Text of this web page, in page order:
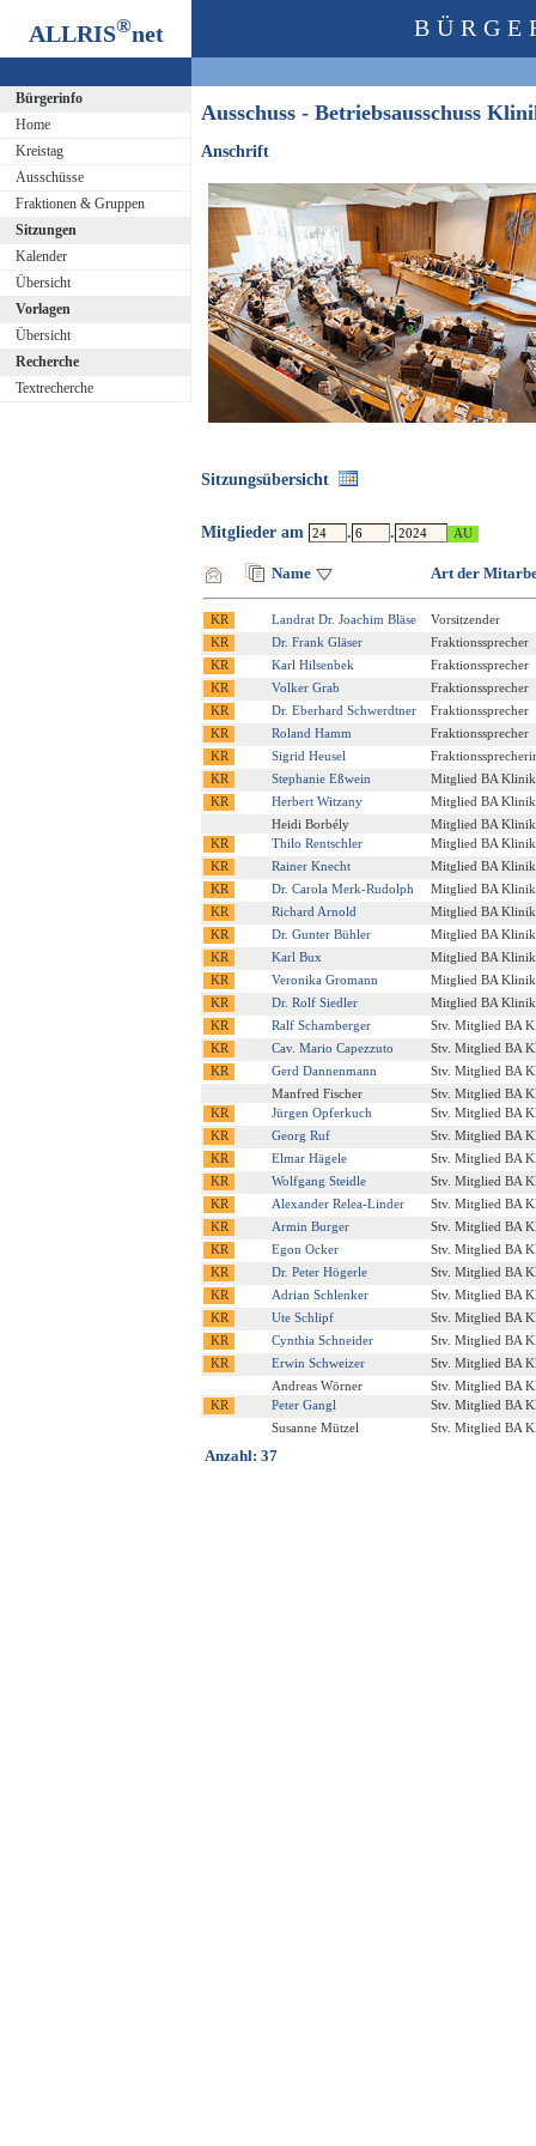
ALLRIS®net
Bürgerinfo
Home
Kreistag
Ausschüsse
Fraktionen & Gruppen
Sitzungen
Kalender
Übersicht
Vorlagen
Übersicht
Recherche
Textrecherche
Ausschuss - Betriebsausschuss
Anschrift
Sitzungsübersicht
Mitglieder am . .
Name Art der
Landrat Dr. Joachim Bläse
Vorsitzender
Dr. Frank Gläser
Fraktionssprecher
Karl Hilsenbek
Fraktionssprecher
Volker Grab
Fraktionssprecher
Dr. Eberhard Schwerdtner
Fraktionssprecher
Roland Hamm
Fraktionssprecher
Sigrid Heusel
Stephanie Eßwein
Mitglied BA
Herbert Witzany
Mitglied BA
Heidi Borbély
Mitglied BA
Thilo Rentschler
Mitglied BA
Rainer Knecht
Mitglied BA
Dr. Carola Merk-Rudolph
Mitglied BA
Richard Arnold
Mitglied BA
Dr. Gunter Bühler
Mitglied BA
Karl Bux
Mitglied BA
Veronika Gromann
Mitglied BA
Dr. Rolf Siedler
Mitglied BA
Ralf Schamberger
Stv. Mitglied BA
Cav. Mario Capezzuto
Stv. Mitglied BA
Gerd Dannenmann
Stv. Mitglied BA
Manfred Fischer
Stv. Mitglied BA
Jürgen Opferkuch
Stv. Mitglied BA
Georg Ruf
Stv. Mitglied BA
Elmar Hägele
Stv. Mitglied BA
Wolfgang Steidle
Stv. Mitglied BA
Alexander Relea-Linder
Stv. Mitglied BA
Armin Burger
Stv. Mitglied BA
Egon Ocker
Stv. Mitglied BA
Dr. Peter Högerle
Stv. Mitglied BA
Adrian Schlenker
Stv. Mitglied BA
Ute Schlipf
Stv. Mitglied BA
Cynthia Schneider
Stv. Mitglied BA
Erwin Schweizer
Stv. Mitglied BA
Andreas Wörner
Stv. Mitglied BA
Peter Gangl
Stv. Mitglied BA
Susanne Mützel
Stv. Mitglied BA
Anzahl: 37